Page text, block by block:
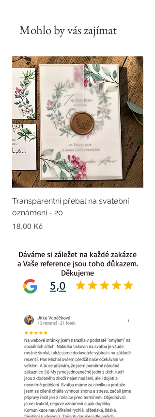
Mohlo by vás zajímat
Transparentní přebal na svatební
oznámení - 20
Cena
18,00 Kč
.
5,0
Dáváme si záležet na každé zakázce
a Vaše reference jsou toho důkazem.
Děkujeme